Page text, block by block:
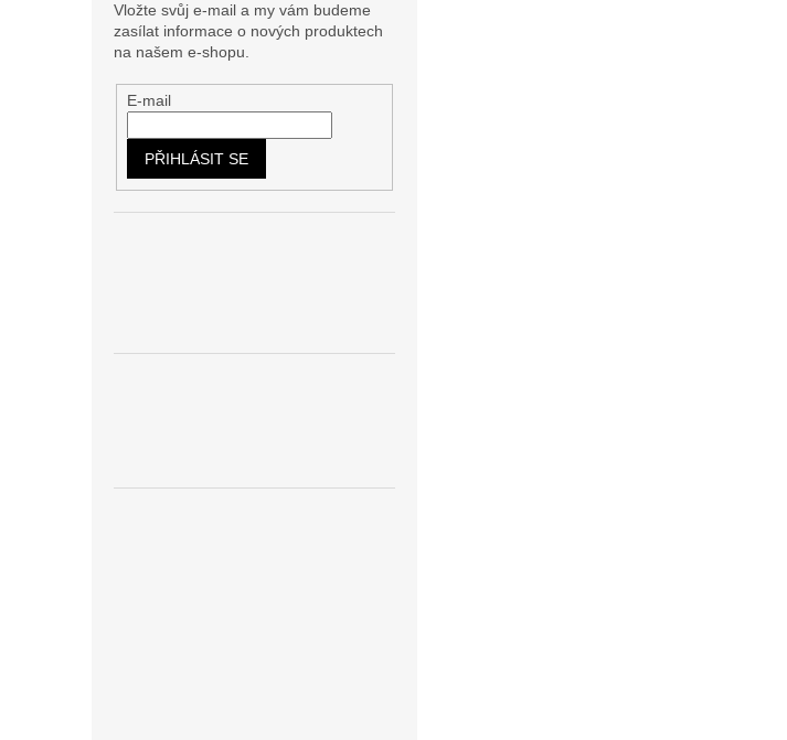
Vložte svůj e-mail a my vám budeme
zasílat informace o nových produktech
na našem e-shopu.
E-mail
PŘIHLÁSIT SE